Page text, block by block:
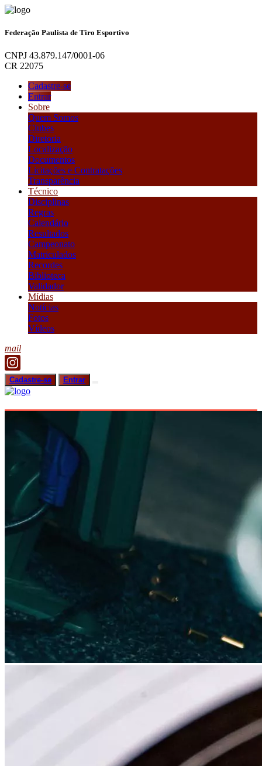
Federação Paulista de Tiro Esportivo
CNPJ 43.879.147/0001-06
CR 22075
Cadastre-se
Entrar
Sobre
Quem Somos
Clubes
Diretoria
Localização
Documentos
Licitações e Contratações
Transparência
Técnico
Disciplinas
Regras
Calendário
Resultados
Campeonato
Matriculados
Recordes
Biblioteca
Validador
Mídias
Notícias
Fotos
Vídeos
mail
Cadastre-se Entrar